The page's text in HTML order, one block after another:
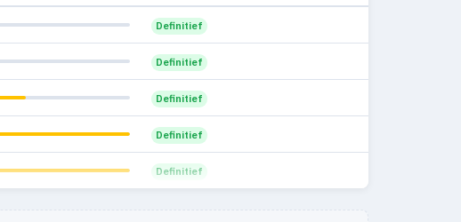
Definitief
Definitief
Definitief
Definitief
Definitief